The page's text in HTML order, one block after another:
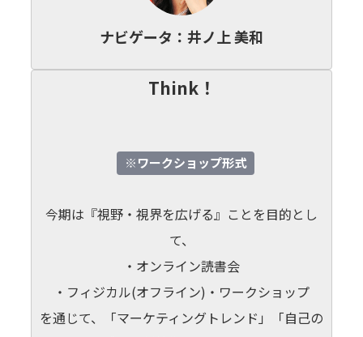
ナビゲータ：井ノ上 美和
Think！
※ワークショップ形式
今期は『視野・視界を広げる』ことを目的とし
て、
・オンライン読書会
・フィジカル(オフライン)・ワークショップ
を通じて、「マーケティングトレンド」「自己の